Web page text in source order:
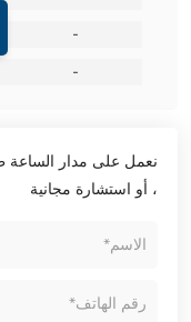
-
-
نعمل على مدار الساعة
، أو استشارة مجانية